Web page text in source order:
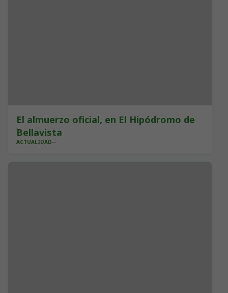
El almuerzo oficial, en El Hipódromo de
Bellavista
ACTUALIDAD